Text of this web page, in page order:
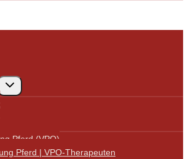
Untermenü
umschalten
Pferd (VPO)
Pferd | VPO-Therapeuten